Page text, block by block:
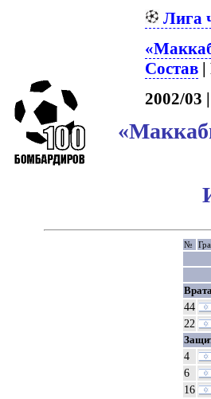
Лига
Состав |
2002/03 |
№
44
22
4
6
16